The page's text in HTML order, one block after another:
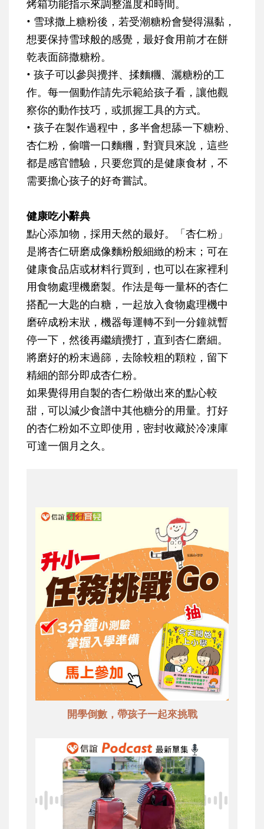
烤箱功能指示來調整溫度和時間。
• 雪球撒上糖粉後，若受潮糖粉會變得濕黏，
想要保持雪球般的感覺，最好食用前才在餅
乾表面篩撒糖粉。
• 孩子可以參與攪拌、揉麵糰、灑糖粉的工
作。每一個動作請先示範給孩子看，讓他觀
察你的動作技巧，或抓握工具的方式。
• 孩子在製作過程中，多半會想舔一下糖粉、
杏仁粉，偷嚐一口麵糰，對寶貝來說，這些
都是感官體驗，只要您買的是健康食材，不
需要擔心孩子的好奇嘗試。
健康吃小辭典
點心添加物，採用天然的最好。「杏仁粉」
是將杏仁研磨成像麵粉般細緻的粉末；可在
健康食品店或材料行買到，也可以在家裡利
用食物處理機磨製。作法是每一量杯的杏仁
搭配一大匙的白糖，一起放入食物處理機中
磨碎成粉末狀，機器每運轉不到一分鐘就暫
停一下，然後再繼續攪打，直到杏仁磨細。
將磨好的粉末過篩，去除較粗的顆粒，留下
精細的部分即成杏仁粉。
如果覺得用自製的杏仁粉做出來的點心較
甜，可以減少食譜中其他糖分的用量。打好
的杏仁粉如不立即使用，密封收藏於冷凍庫
可達一個月之久。
開學倒數，帶孩子一起來挑戰